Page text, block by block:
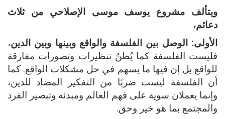
ويتألف مشروع يوسف موسى الإصلاحي من ثلاث
دعائم،
الأولى: الوصل بين الفلسفة والواقع وبينها وبين الدين،
فليست الفلسفة كما يُظنُ تنظيرات وتصورات مفارقة
للواقع بل إن فيها ما يسهم في حل مشكلات الواقع. كما
أن الفلسفة ليست ضربًا من التفكير المضاد للدين،
وإنما يعملان سوية على فهم العالم ومبدئه وتبصير الفرد
والمجتمع بما هو خير وحق.